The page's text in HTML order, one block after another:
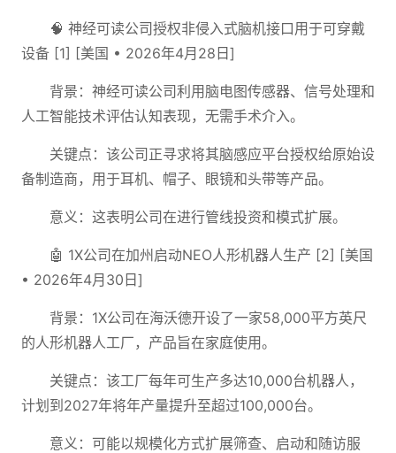
🧠 神经可读公司授权非侵入式脑机接口用于可穿戴
设备 [1] [美国 • 2026年4月28日]
背景：神经可读公司利用脑电图传感器、信号处理和
人工智能技术评估认知表现，无需手术介入。
关键点：该公司正寻求将其脑感应平台授权给原始设
备制造商，用于耳机、帽子、眼镜和头带等产品。
意义：这表明公司在进行管线投资和模式扩展。
🤖 1X公司在加州启动NEO人形机器人生产 [2] [美国
• 2026年4月30日]
背景：1X公司在海沃德开设了一家58,000平方英尺
的人形机器人工厂，产品旨在家庭使用。
关键点：该工厂每年可生产多达10,000台机器人，
计划到2027年将年产量提升至超过100,000台。
意义：可能以规模化方式扩展筛查、启动和随访服